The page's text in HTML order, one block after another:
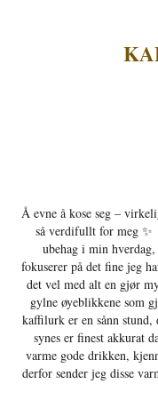
Å evne å kose seg –
så verdifullt for meg ✨
ubehag i min
fokuserer på det fine jeg
det vel med alt en gjør
gylne øyeblikkene som
kaffilurk er en sånn stund,
synes er finest akkurat
varme gode drikken,
derfor sender jeg disse